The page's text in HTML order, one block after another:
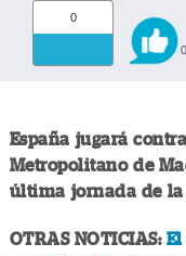
0
0
España jugará
Metropolitano de
última jornada de la
OTRAS NOTICIAS: El